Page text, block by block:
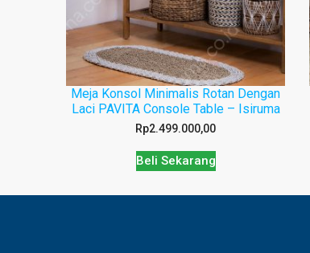
Meja Konsol Minimalis Rotan Dengan
Laci PAVITA Console Table – Isiruma
Rp2.499.000,00
Beli Sekarang